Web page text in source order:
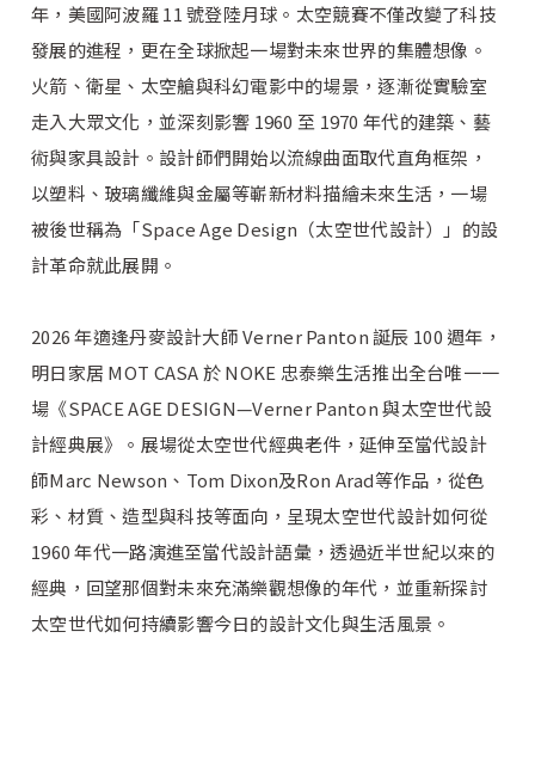
年，美國阿波羅 11 號登陸月球。太空競賽不僅改變了科技
發展的進程，更在全球掀起一場對未來世界的集體想像。
火箭、衛星、太空艙與科幻電影中的場景，逐漸從實驗室
走入大眾文化，並深刻影響 1960 至 1970 年代的建築、藝
術與家具設計。設計師們開始以流線曲面取代直角框架，
以塑料、玻璃纖維與金屬等嶄新材料描繪未來生活，一場
被後世稱為「Space Age Design（太空世代設計）」的設
計革命就此展開。
2026 年適逢丹麥設計大師 Verner Panton 誕辰 100 週年，
明日家居 MOT CASA 於 NOKE 忠泰樂生活推出全台唯一一
場《SPACE AGE DESIGN—Verner Panton 與太空世代設
計經典展》。展場從太空世代經典老件，延伸至當代設計
師Marc Newson、Tom Dixon及Ron Arad等作品，從色
彩、材質、造型與科技等面向，呈現太空世代設計如何從
1960 年代一路演進至當代設計語彙，透過近半世紀以來的
經典，回望那個對未來充滿樂觀想像的年代，並重新探討
太空世代如何持續影響今日的設計文化與生活風景。